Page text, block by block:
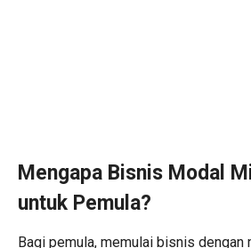
Mengapa Bisnis Modal
untuk Pemula?
Bagi pemula, memulai bisnis dengan